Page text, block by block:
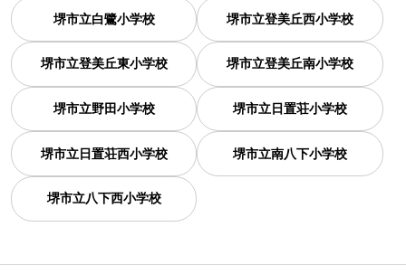
堺市立白鷺小学校 堺市立登美丘西小学校
堺市立登美丘東小学校 堺市立登美丘南小学校
堺市立野田小学校 堺市立日置荘小学校
堺市立日置荘西小学校 堺市立南八下小学校
堺市立八下西小学校